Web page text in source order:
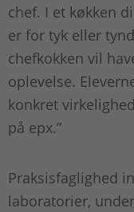
chef. I et køkken
er for tyk eller
chefkokken vil
oplevelse.
konkret
på epx.”
Praksisfaglighed
laboratorier,